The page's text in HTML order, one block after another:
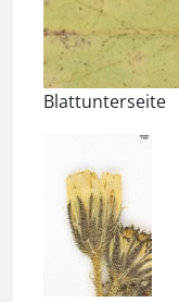
Blattunterseite